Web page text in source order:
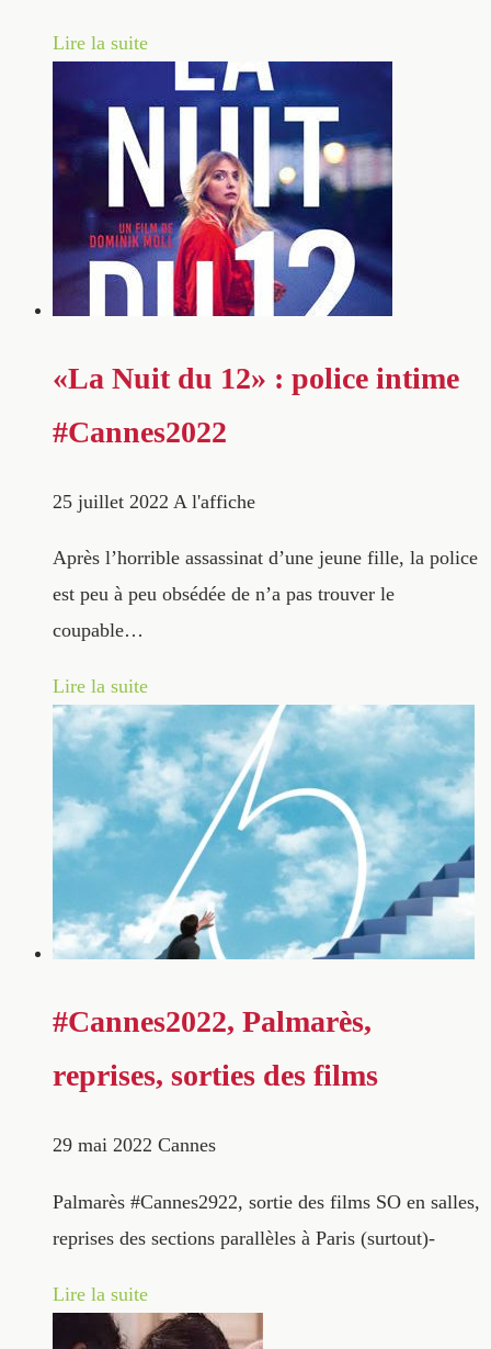
Lire la suite
«La Nuit du 12» : police intime
#Cannes2022
25 juillet 2022 A l'affiche
Après l’horrible assassinat d’une jeune fille, la police
est peu à peu obsédée de n’a pas trouver le
coupable…
Lire la suite
#Cannes2022, Palmarès,
reprises, sorties des films
29 mai 2022 Cannes
Palmarès #Cannes2922, sortie des films SO en salles,
reprises des sections parallèles à Paris (surtout)-
Lire la suite